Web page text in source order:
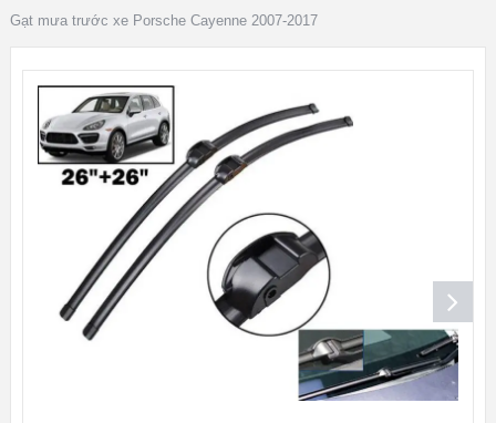
Gạt mưa trước xe Porsche Cayenne 2007-2017